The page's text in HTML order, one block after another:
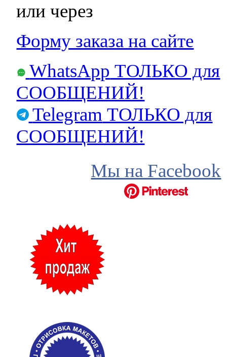
или через
Форму заказа на сайте
WhatsApp ТОЛЬКО для
СООБЩЕНИЙ!
Telegram ТОЛЬКО для
СООБЩЕНИЙ!
Мы на Facebook